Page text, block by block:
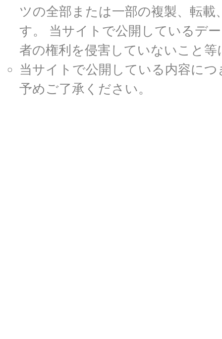
ツの全部または一部の複製、転
す。 当サイトで公開しているデ
者の権利を侵害していないこと
当サイトで公開している内容に
予めご了承ください。